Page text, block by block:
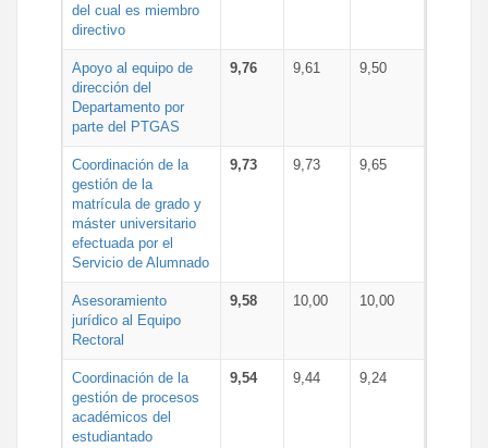
del cual es miembro
directivo
Apoyo al equipo de
dirección del
Departamento por
parte del PTGAS
9,76 9,61 9,50
Coordinación de la
gestión de la
matrícula de grado y
máster universitario
efectuada por el
Servicio de Alumnado
9,73 9,73 9,65
Asesoramiento
jurídico al Equipo
Rectoral
9,58 10,00 10,00
Coordinación de la
gestión de procesos
académicos del
estudiantado
9,54 9,44 9,24